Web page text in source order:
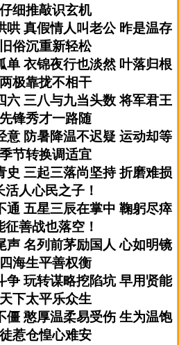
细推敲识玄机
哄 真假情人叫老公 昨是温存
俗沉重新轻松
单 衣锦夜行也淡然 叶落归根
极靠拢不相干
六 三八与九当头数 将军君王
锋秀才一路随
意 防暑降温不迟疑 运动却等
节转换调适宜
史 三起三落尚坚持 折磨难损
活人心民之子！
通 五星三辰在掌中 鞠躬尽瘁
征善战也落空！
声 名列前茅励国人 心如明镜
海生平善权衡
争 玩转谋略挖陷坑 早用贤能
下太平乐众生
僵 憨厚温柔易受伤 生为温饱
惹仓惶心难安